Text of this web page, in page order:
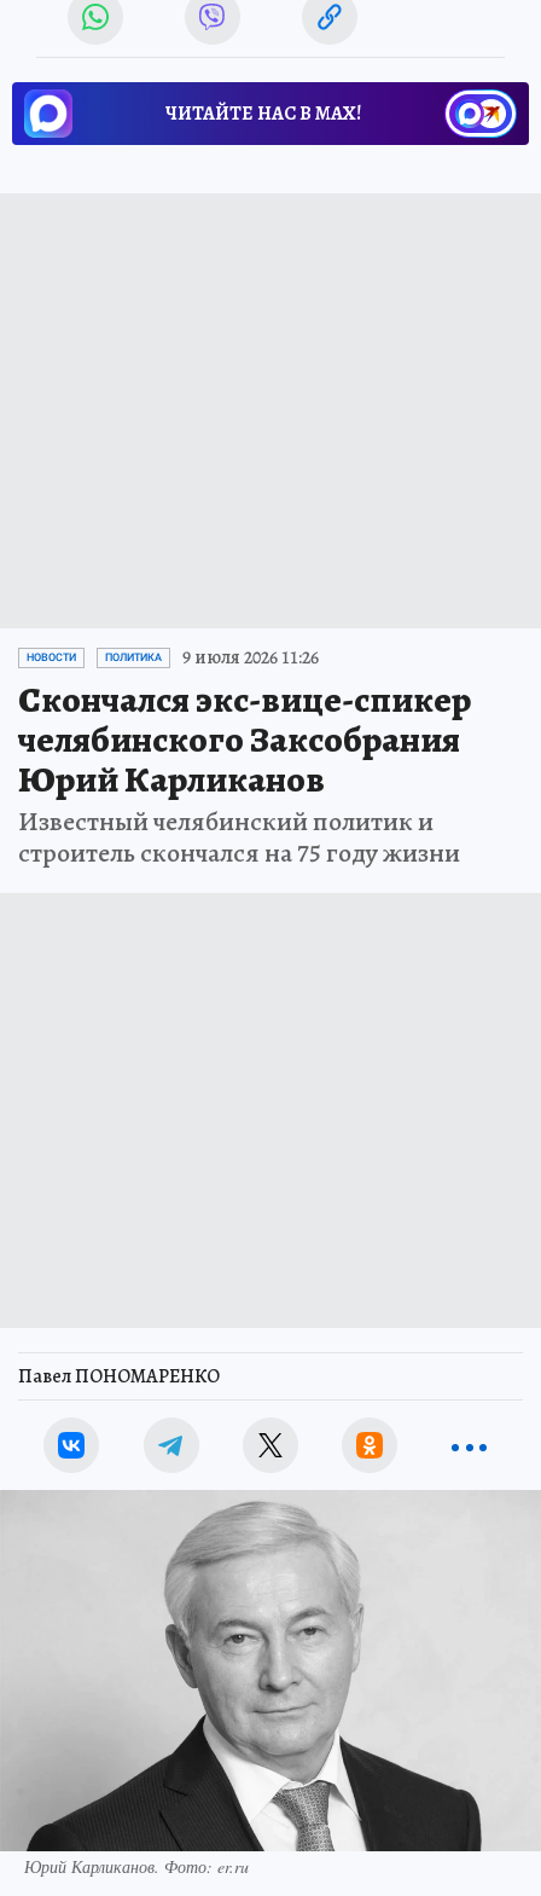
ЧИТАЙТЕ НАС В МАХ!
НОВОСТИ ПОЛИТИКА 9 июля 2026 11:26
Скончался экс-вице-спикер
челябинского Заксобрания
Юрий Карликанов
Известный челябинский политик и
строитель скончался на 75 году жизни
Павел ПОНОМАРЕНКО
Юрий Карликанов. Фото: er.ru